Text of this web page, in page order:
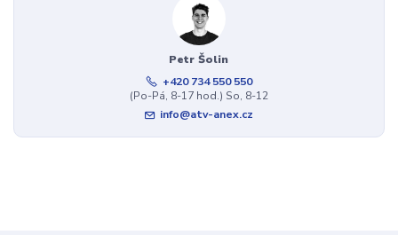
Petr Šolin
+420 734 550 550
(Po-Pá, 8-17 hod.) So, 8-12
info@atv-anex.cz